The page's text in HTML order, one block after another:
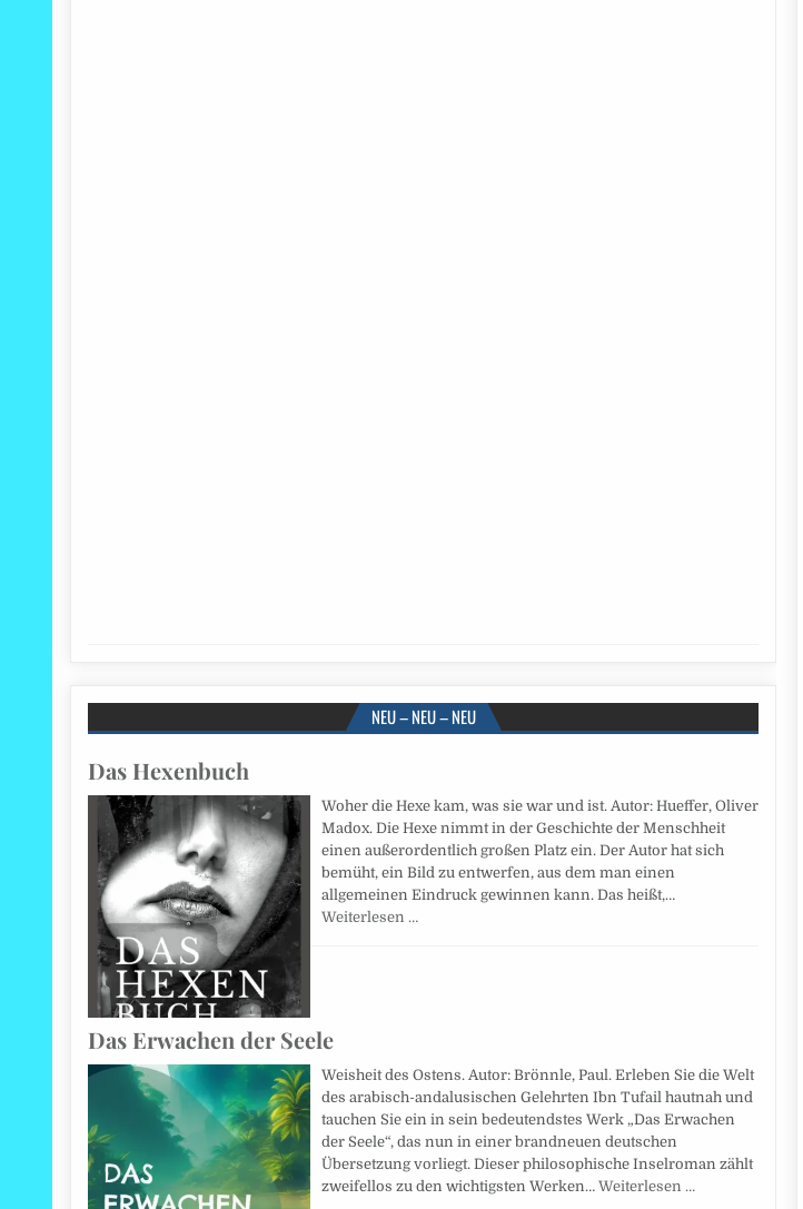
NEU – NEU – NEU
Das Hexenbuch
Woher die Hexe kam, was sie war und ist. Autor: Hueffer, Oliver
Madox. Die Hexe nimmt in der Geschichte der Menschheit
einen außerordentlich großen Platz ein. Der Autor hat sich
bemüht, ein Bild zu entwerfen, aus dem man einen
allgemeinen Eindruck gewinnen kann. Das heißt,…
Weiterlesen …
Das Erwachen der Seele
Weisheit des Ostens. Autor: Brönnle, Paul. Erleben Sie die Welt
des arabisch-andalusischen Gelehrten Ibn Tufail hautnah und
tauchen Sie ein in sein bedeutendstes Werk „Das Erwachen
der Seele“, das nun in einer brandneuen deutschen
Übersetzung vorliegt. Dieser philosophische Inselroman zählt
zweifellos zu den wichtigsten Werken…Weiterlesen …